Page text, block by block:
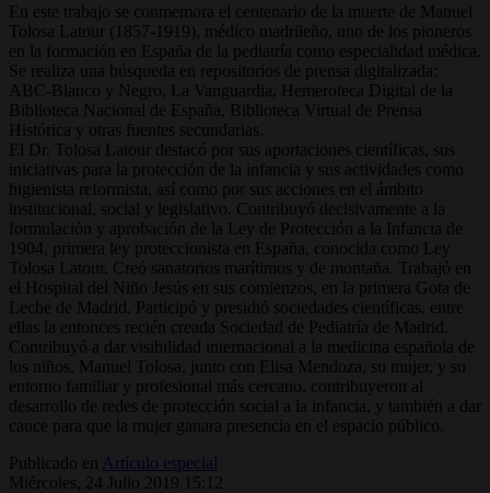
En este trabajo se conmemora el centenario de la muerte de Manuel
Tolosa Latour (1857-1919), médico madrileño, uno de los pioneros
en la formación en España de la pediatría como especialidad médica.
Se realiza una búsqueda en repositorios de prensa digitalizada:
ABC-Blanco y Negro, La Vanguardia, Hemeroteca Digital de la
Biblioteca Nacional de España, Biblioteca Virtual de Prensa
Histórica y otras fuentes secundarias.
El Dr. Tolosa Latour destacó por sus aportaciones científicas, sus
iniciativas para la protección de la infancia y sus actividades como
higienista reformista, así como por sus acciones en el ámbito
institucional, social y legislativo. Contribuyó decisivamente a la
formulación y aprobación de la Ley de Protección a la Infancia de
1904, primera ley proteccionista en España, conocida como Ley
Tolosa Latour. Creó sanatorios marítimos y de montaña. Trabajó en
el Hospital del Niño Jesús en sus comienzos, en la primera Gota de
Leche de Madrid. Participó y presidió sociedades científicas, entre
ellas la entonces recién creada Sociedad de Pediatría de Madrid.
Contribuyó a dar visibilidad internacional a la medicina española de
los niños. Manuel Tolosa, junto con Elisa Mendoza, su mujer, y su
entorno familiar y profesional más cercano, contribuyeron al
desarrollo de redes de protección social a la infancia, y también a dar
cauce para que la mujer ganara presencia en el espacio público.
Publicado en
Artículo especial
Miércoles, 24 Julio 2019 15:12